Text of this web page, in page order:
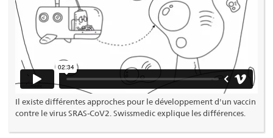
Il existe différentes approches pour le développement d'un vaccin
contre le virus SRAS-CoV2. Swissmedic explique les différences.